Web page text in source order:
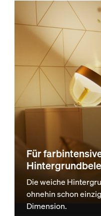
Für
Die weiche
ohnehin schon
Dimension.